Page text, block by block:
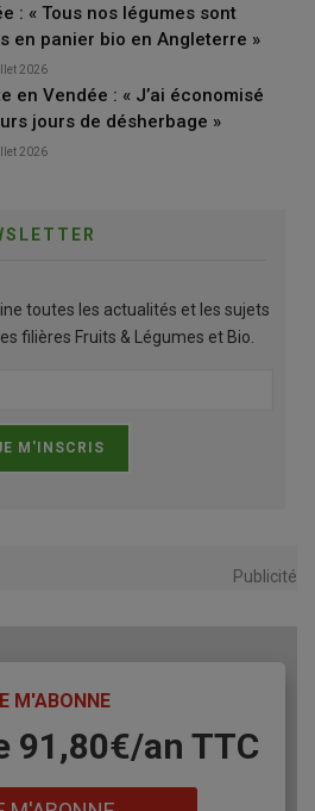
: « Tous nos légumes sont
en panier bio en Angleterre »
2026
en Vendée : « J’ai économisé
jours de désherbage »
2026
toutes les actualités et les sujets
filières Fruits & Légumes et Bio.
Publicité
M'ABONNE
91,80€/an​ TTC